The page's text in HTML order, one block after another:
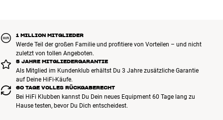
1 MILLION MITGLIEDER
Werde Teil der großen Familie und profitiere von Vorteilen – und nicht
zuletzt von tollen Angeboten.
5 JAHRE MITGLIEDERGARANTIE
Als Mitglied im Kundenklub erhältst Du 3 Jahre zusätzliche Garantie
auf Deine HiFi-Käufe.
60 TAGE VOLLES RÜCKGABERECHT
Bei HiFi Klubben kannst Du Dein neues Equipment 60 Tage lang zu
Hause testen, bevor Du Dich entscheidest.